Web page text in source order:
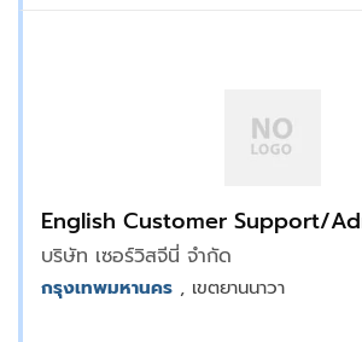
English Customer Support/
บริษัท เซอร์วิสจีนี่ จำกัด
กรุงเทพมหานคร , เขตยานนาวา